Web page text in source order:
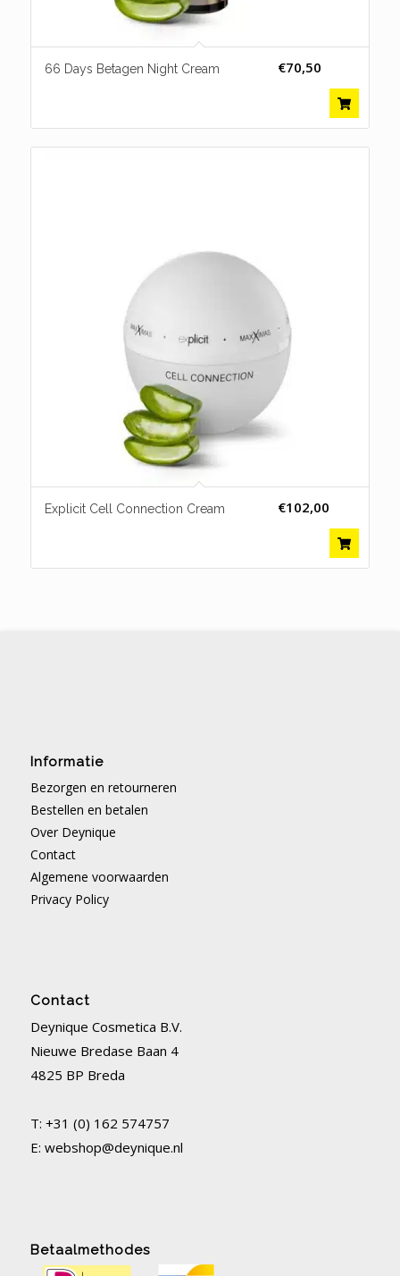
66 Days Betagen Night Cream €70,50
Explicit Cell Connection Cream €102,00
Informatie
Bezorgen en retourneren
Bestellen en betalen
Over Deynique
Contact
Algemene voorwaarden
Privacy Policy
Contact
Deynique Cosmetica B.V.
Nieuwe Bredase Baan 4
4825 BP Breda
T: +31 (0) 162 574757
E: webshop@deynique.nl
Betaalmethodes